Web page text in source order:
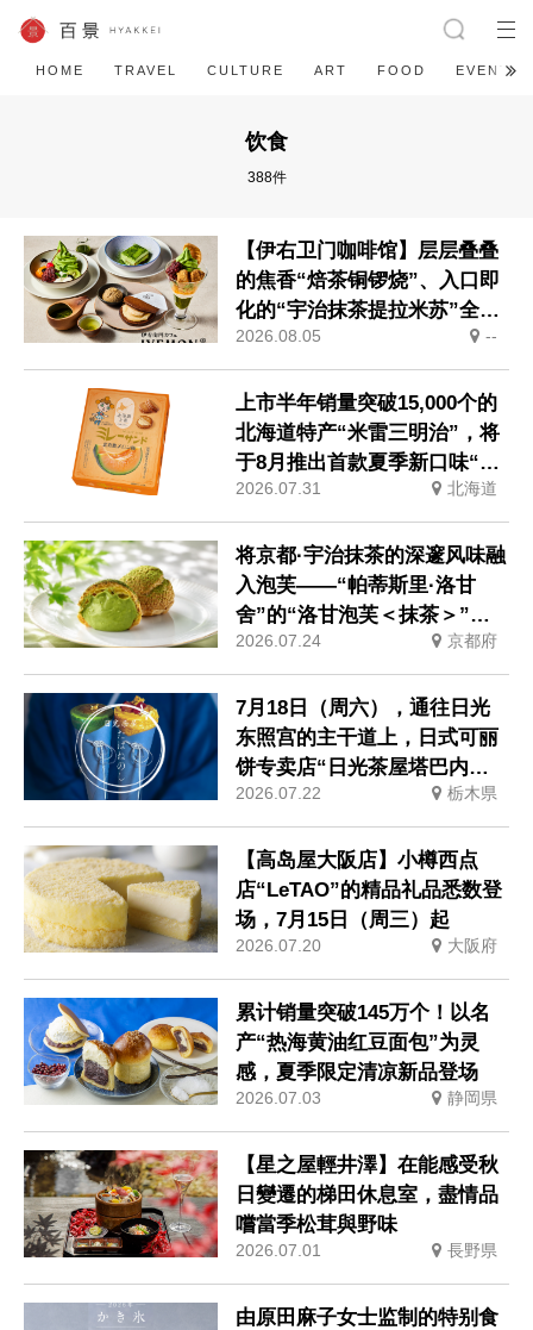
HOME TRAVEL CULTURE ART FOOD EVENT
饮食
388件
【伊右卫门咖啡馆】层层叠叠
的焦香“焙茶铜锣烧”、入口即
化的“宇治抹茶提拉米苏”全新
登场
2026.08.05 --
上市半年销量突破15,000个的
北海道特产“米雷三明治”，将
于8月推出首款夏季新口味“北
海道蜜瓜味”
2026.07.31 北海道
将京都·宇治抹茶的深邃风味融
入泡芙——“帕蒂斯里·洛甘
舍”的“洛甘泡芙＜抹茶＞”现
已发售
2026.07.24 京都府
7月18日（周六），通往日光
东照宫的主干道上，日式可丽
饼专卖店“日光茶屋塔巴内诺
西”将开业
2026.07.22 栃木県
【高岛屋大阪店】小樽西点
店“LeTAO”的精品礼品悉数登
场，7月15日（周三）起
2026.07.20 大阪府
累计销量突破145万个！以名
产“热海黄油红豆面包”为灵
感，夏季限定清凉新品登场
2026.07.03 静岡県
【星之屋輕井澤】在能感受秋
日變遷的梯田休息室，盡情品
嚐當季松茸與野味
2026.07.01 長野県
由原田麻子女士监制的特别食